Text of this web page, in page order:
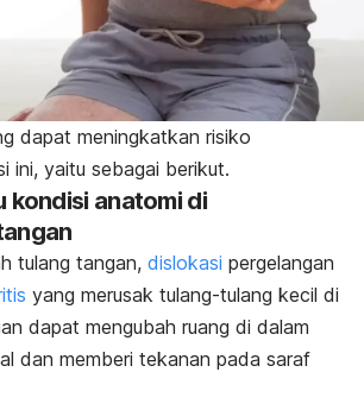
dapat meningkatkan risiko
ini, yaitu sebagai berikut.
kondisi anatomi di
tulang tangan, dislokasi pergelangan
yang merusak tulang-tulang kecil di
dapat mengubah ruang di dalam
dan memberi tekanan pada saraf